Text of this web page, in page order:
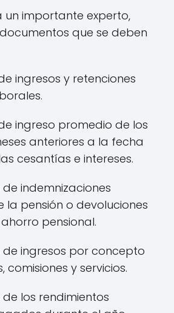
un importante experto,
que se deben
ingresos y retenciones
ingreso promedio de los
anteriores a la fecha
cesantías e intereses.
indemnizaciones
la pensión o devoluciones
pensional.
de ingresos por concepto
comisiones y servicios.
los rendimientos